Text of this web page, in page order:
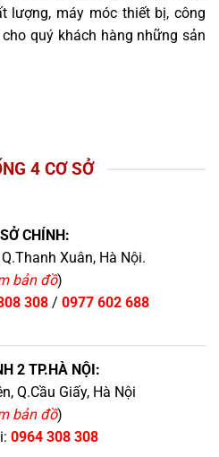
lượng, máy móc thiết bị, công
quý khách hàng những sản
4 CƠ SỞ
CHÍNH:
Xuân, Hà Nội.
bản đồ)
308/ 0977 602 688
2 TP.HÀ NỘI:
Q.Cầu Giấy, Hà Nội
bản đồ)
0964 308 308